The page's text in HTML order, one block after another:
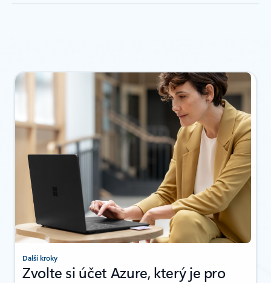
Další kroky
Zvolte si účet Azure, který je pro